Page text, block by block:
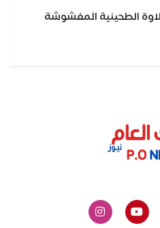
الطحينية المغشوشة